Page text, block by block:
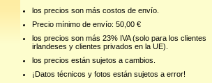
los precios son más costos de envío.
Precio mínimo de envío: 50,00 €
los precios son más 23% IVA (solo para los clientes
irlandeses y clientes privados en la UE).
los precios están sujetos a cambios.
¡Datos técnicos y fotos están sujetos a error!